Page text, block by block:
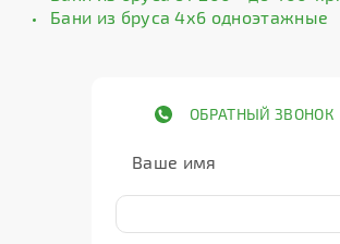
Бани из бруса 4х6 одноэтажные
ОБРАТНЫЙ ЗВОНОК
Ваше имя